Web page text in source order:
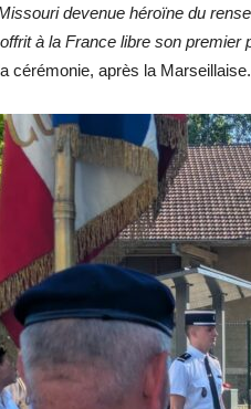
devenue héroïne du
à la France libre son premier
cérémonie, après la Marseillaise.